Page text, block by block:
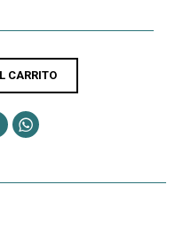
CARRITO
